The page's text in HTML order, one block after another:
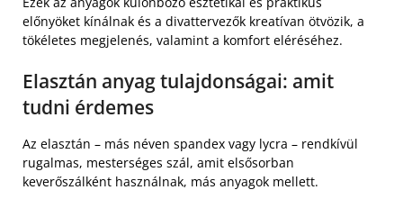
előnyöket kínálnak és a divattervezők kreatívan ötvözik, a
tökéletes megjelenés, valamint a komfort eléréséhez.
Elasztán anyag tulajdonságai: amit
tudni érdemes
Az elasztán – más néven spandex vagy lycra – rendkívül
rugalmas, mesterséges szál, amit elsősorban
keverőszálként használnak, más anyagok mellett.